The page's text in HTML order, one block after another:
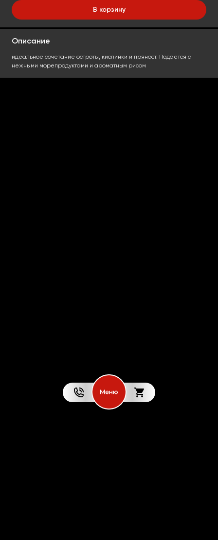
В корзину
Описание
идеальное сочетание остроты, кислинки и пряност. Подается с
нежными морепродуктами и ароматным рисом